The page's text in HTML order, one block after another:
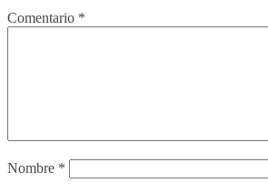
Comentario *
Nombre *